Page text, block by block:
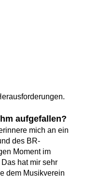
aufgefallen?
mich an ein
des BR-
Moment im
hat mir sehr
dem Musikverein